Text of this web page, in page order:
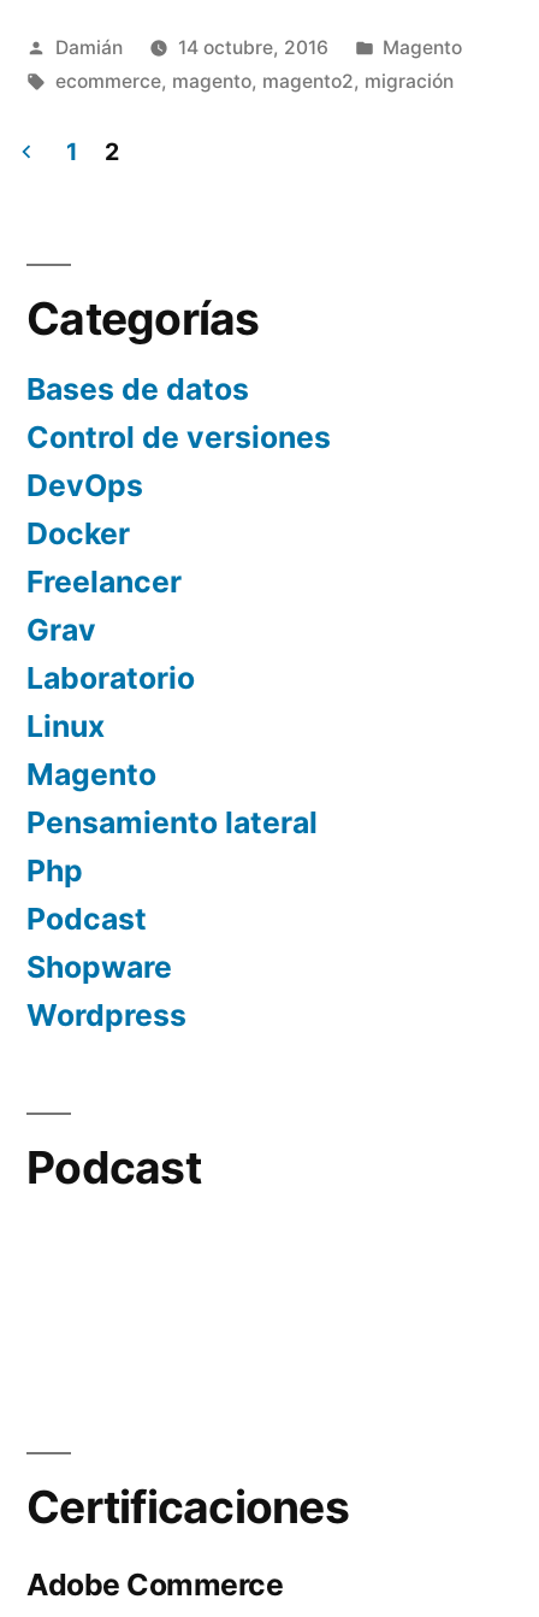
a
Magento
1»
Publicado
por
Damián 14 octubre, 2016
Publicado
en
Magento
Etiquetas:
ecommerce, magento, magento2, migración
de
entradas
1 2
Categorías
Bases de datos
Control de versiones
DevOps
Docker
Freelancer
Grav
Laboratorio
Linux
Magento
Pensamiento lateral
Php
Podcast
Shopware
Wordpress
Podcast
Certificaciones
Adobe Commerce